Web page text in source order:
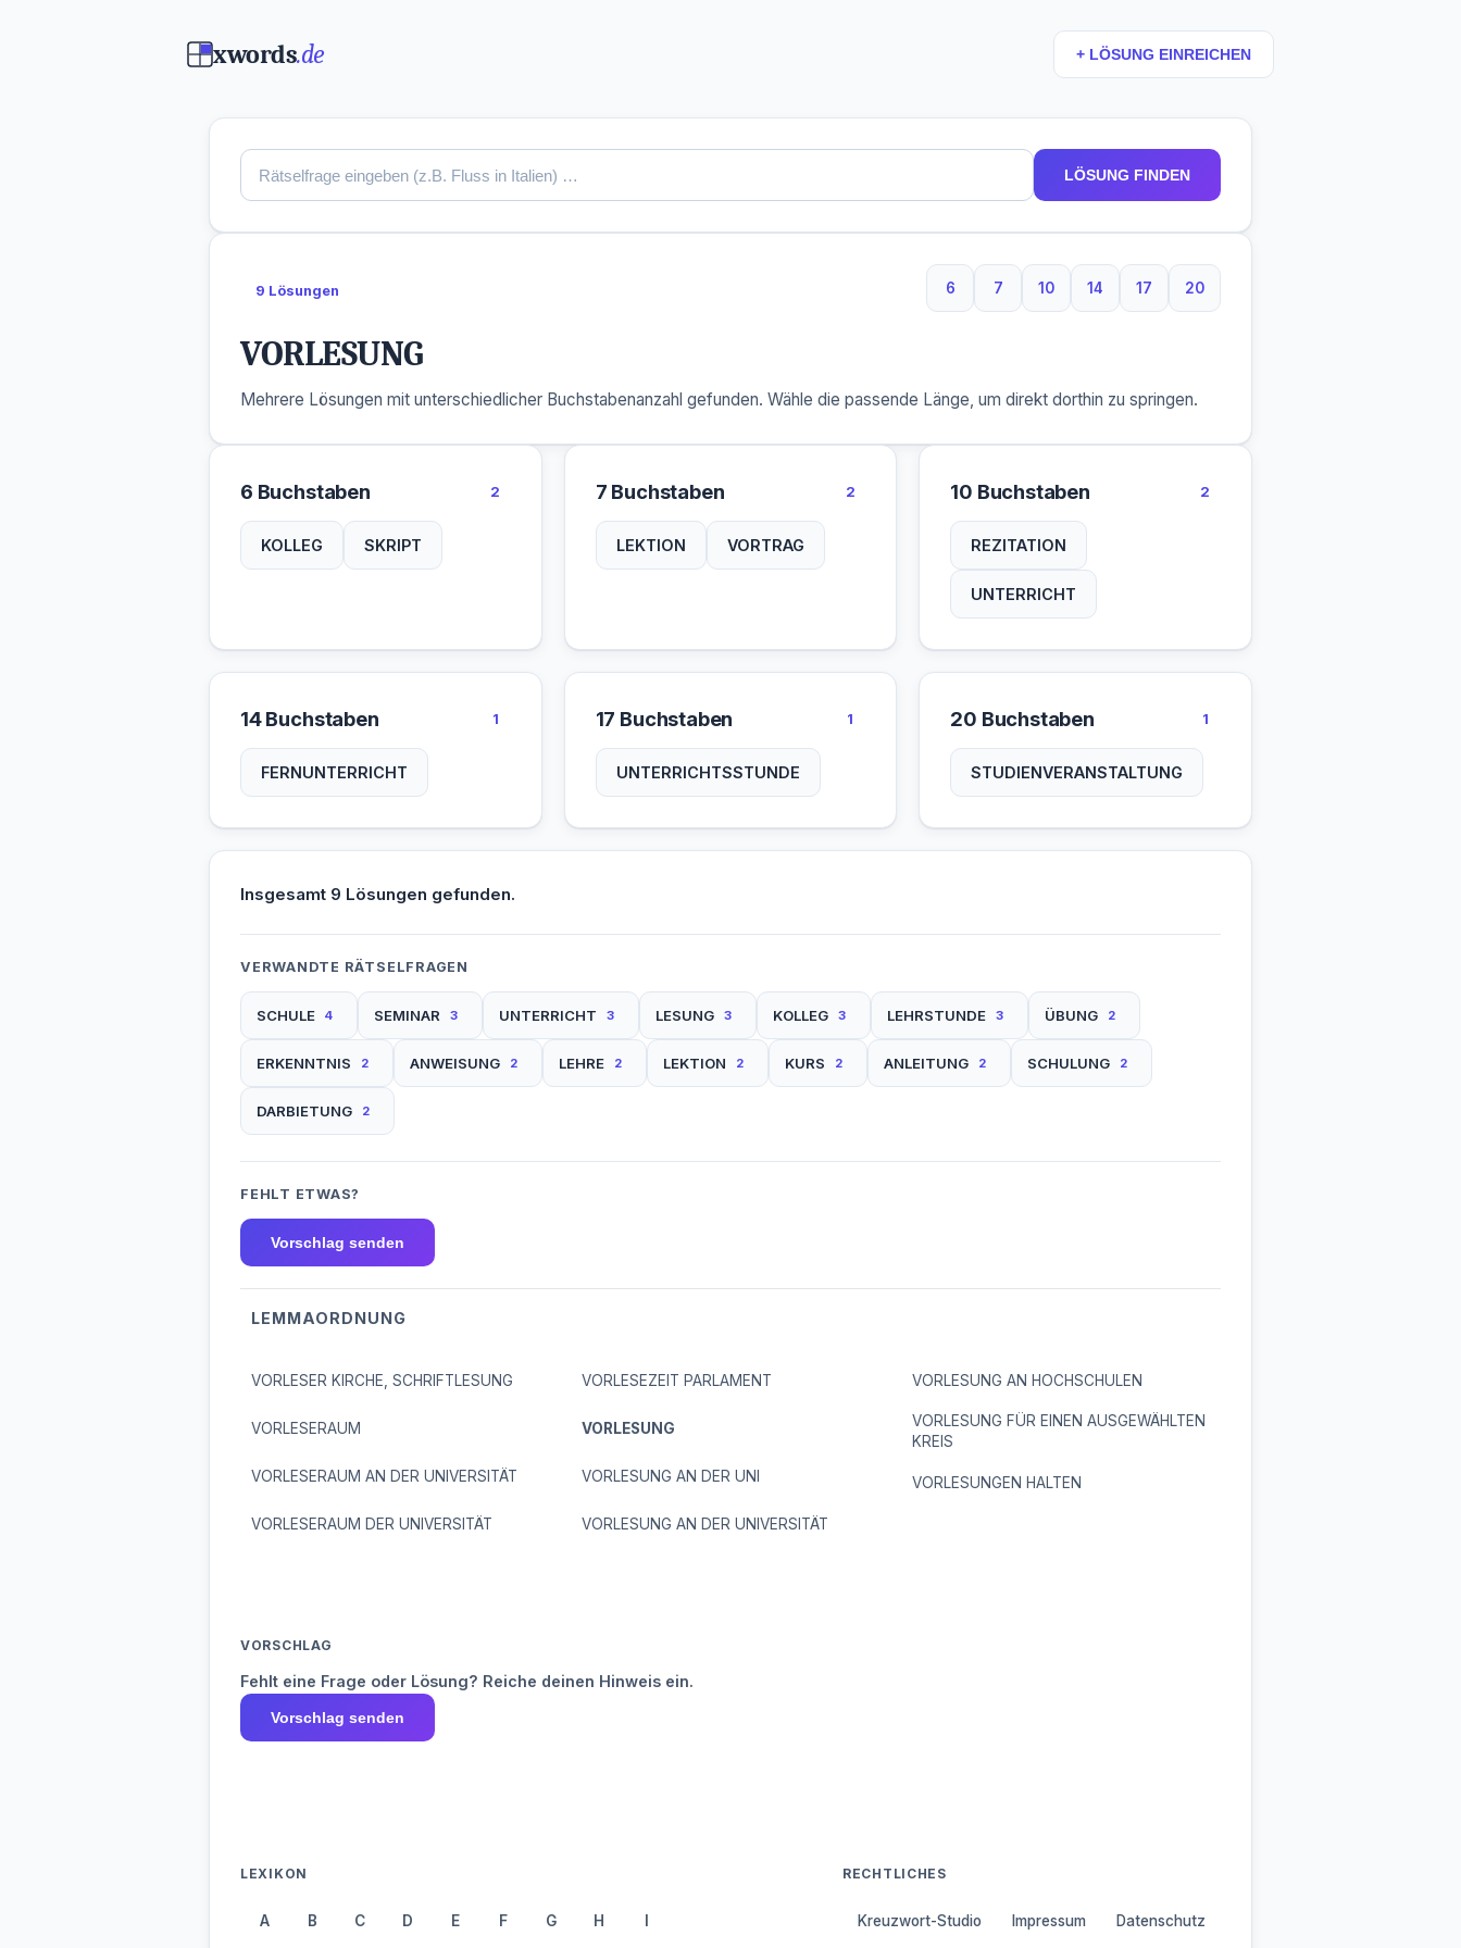
xwords.de + LÖSUNG EINREICHEN
LÖSUNG FINDEN
9 Lösungen 6
6 Buchstaben
7
7 Buchstaben
10
10 Buchstaben
14
14 Buchstaben
17
17 Buchstaben
20
20 Buchstaben
VORLESUNG
Mehrere Lösungen mit unterschiedlicher Buchstabenanzahl gefunden. Wähle die passende Länge, um direkt dorthin zu springen.
6 Buchstaben 2
KOLLEG SKRIPT
7 Buchstaben 2
LEKTION VORTRAG
10 Buchstaben 2
REZITATION
UNTERRICHT
14 Buchstaben 1
FERNUNTERRICHT
17 Buchstaben 1
UNTERRICHTSSTUNDE
20 Buchstaben 1
STUDIENVERANSTALTUNG
Insgesamt 9 Lösungen gefunden.
VERWANDTE RÄTSELFRAGEN
SCHULE 4 SEMINAR 3 UNTERRICHT 3 LESUNG 3 KOLLEG 3 LEHRSTUNDE 3 ÜBUNG 2
ERKENNTNIS 2 ANWEISUNG 2 LEHRE 2 LEKTION 2 KURS 2 ANLEITUNG 2 SCHULUNG 2
DARBIETUNG 2
FEHLT ETWAS?
Vorschlag senden
LEMMAORDNUNG
VORLESER KIRCHE, SCHRIFTLESUNG
VORLESERAUM
VORLESERAUM AN DER UNIVERSITÄT
VORLESERAUM DER UNIVERSITÄT
VORLESEZEIT PARLAMENT
VORLESUNG
VORLESUNG AN DER UNI
VORLESUNG AN DER UNIVERSITÄT
VORLESUNG AN HOCHSCHULEN
VORLESUNG FÜR EINEN AUSGEWÄHLTEN
KREIS
VORLESUNGEN HALTEN
VORSCHLAG
Fehlt eine Frage oder Lösung? Reiche deinen Hinweis ein.
Vorschlag senden
LEXIKON
A B C D E F G H I
RECHTLICHES
Kreuzwort-Studio Impressum Datenschutz